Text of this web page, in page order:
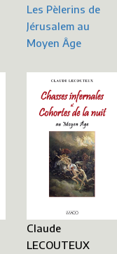
Les Pèlerins de
Jérusalem au
Moyen Âge
Claude
LECOUTEUX